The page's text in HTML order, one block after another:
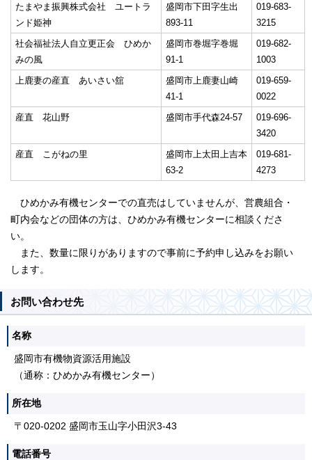
たまやま振興株式会社 ユートラ
ンド姫神
盛岡市下田字生出
893-11
019-683-
3215
社会福祉法人自立更正会 ひめか
みの風
盛岡市巻堀字巻堀
91-1
019-682-
1003
上鹿妻の産直 あいさい舘
盛岡市上鹿妻山崎
41-1
019-659-
0022
産直 花山野
盛岡市手代森24-57
019-696-
3420
産直 こがねの里
盛岡市上太田上吉本
63-2
019-681-
4273
ひめかみ有機センターでの直売はしていませんが、営農組合・
町内会などの団体の方は、ひめかみ有機センターに相談くださ
い。
また、数量に限りがありますので事前に予約申し込みをお願い
します。
お問い合わせ先
名称
盛岡市有機物資源活用施設
（通称：ひめかみ有機センター）
所在地
〒020-0202 盛岡市玉山字小田沢3-43
電話番号